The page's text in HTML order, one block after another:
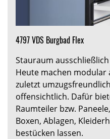
4797 VDS Burgbad Flex
Stauraum
Heute machen
zuletzt
offensichtlich. Dafür
Raumteiler bzw.
Boxen, Ablagen,
bestücken lassen.